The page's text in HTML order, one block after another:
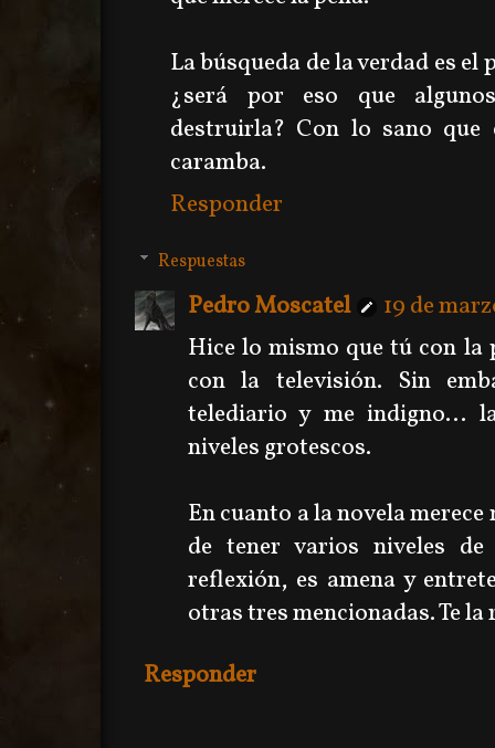
La búsqueda de la verdad es
¿será por eso que
destruirla? Con lo sano
caramba.
Responder
Respuestas
Pedro Moscatel
19 de
Hice lo mismo que tú con
con la televisión. Sin
telediario y me indigno...
niveles grotescos.
En cuanto a la novela merece
de tener varios niveles
reflexión, es amena y
otras tres mencionadas. Te
Responder